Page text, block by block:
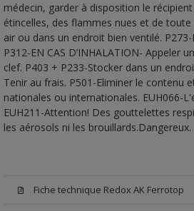
médecin, garder à disposition le
étincelles, des flammes nues et de
air ou dans un endroit bien ventilé.
P312-EN CAS D’INHALATION- Appeler
clef. P403 + P233-Stocker dans un
Tenir au frais. P501-Eliminer le contenu
nationales ou internationales. EUH066-
EUH211-Attention! Des gouttelettes
les aérosols ni les
Fiche technique Redox AK Ferrotop